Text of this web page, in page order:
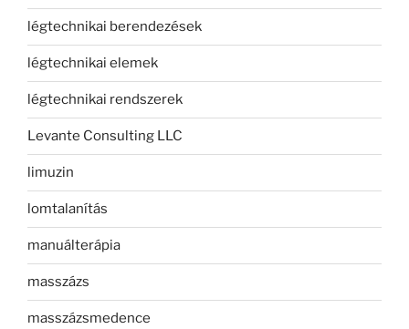
légtechnikai berendezések
légtechnikai elemek
légtechnikai rendszerek
Levante Consulting LLC
limuzin
lomtalanítás
manuálterápia
masszázs
masszázsmedence